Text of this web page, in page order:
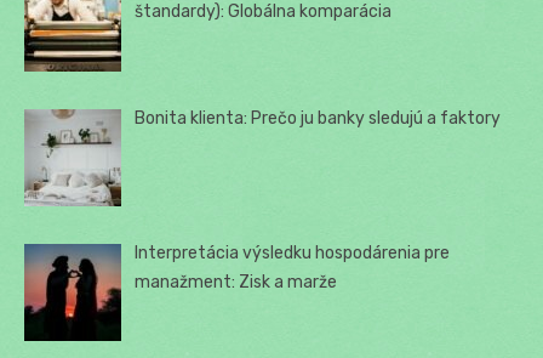
štandardy): Globálna komparácia
Bonita klienta: Prečo ju banky sledujú a faktory
Interpretácia výsledku hospodárenia pre
manažment: Zisk a marže